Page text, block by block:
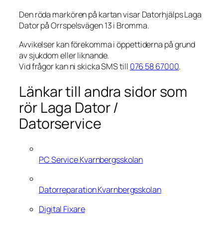
Den röda markören på kartan visar Datorhjälps Laga
Dator på Orrspelsvägen 13 i Bromma.
Avvikelser kan förekomma i öppettiderna på grund
av sjukdom eller liknande.
Vid frågor kan ni skicka SMS till 076 58 67000.
Länkar till andra sidor som
rör Laga Dator /
Datorservice
PC Service Kvarnbergsskolan
Datorreparation Kvarnbergsskolan
Digital Fixare